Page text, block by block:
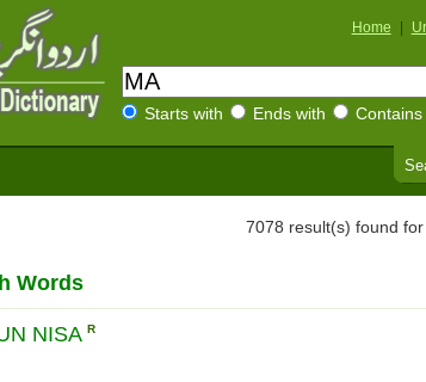
Home
Starts with Ends with Contains
7078 result(s) found for
Words
NISA R